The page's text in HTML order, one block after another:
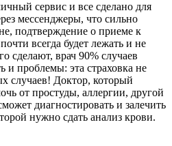
сервис и все сделано для
мессенджеры, что сильно
подтверждение о приеме к
всегда будет лежать и не
сделают, врач 90% случаев
и проблемы: эта страховка не
случаев! Доктор, который
от простуды, аллергии, другой
диагностировать и залечить
нужно сдать анализ крови.